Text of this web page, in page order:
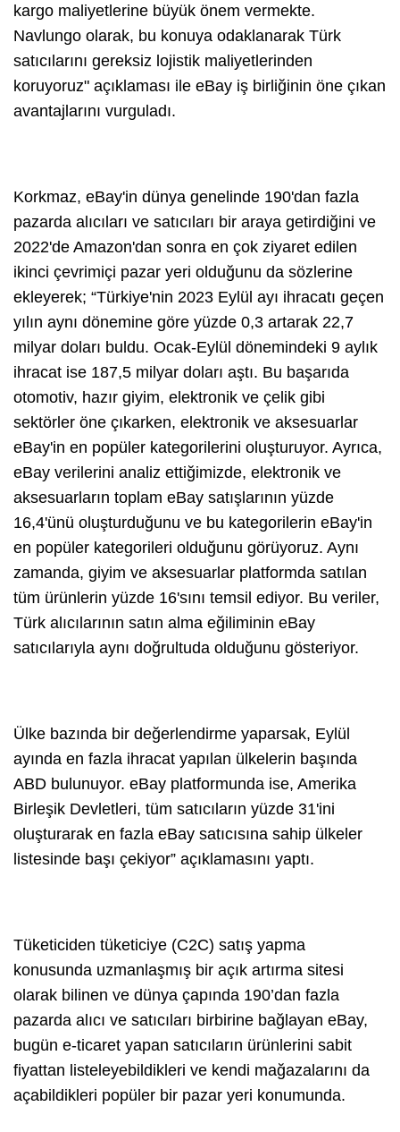
kargo maliyetlerine büyük önem vermekte.
Navlungo olarak, bu konuya odaklanarak Türk
satıcılarını gereksiz lojistik maliyetlerinden
koruyoruz" açıklaması ile eBay iş birliğinin öne çıkan
avantajlarını vurguladı.
Korkmaz, eBay'in dünya genelinde 190'dan fazla
pazarda alıcıları ve satıcıları bir araya getirdiğini ve
2022'de Amazon'dan sonra en çok ziyaret edilen
ikinci çevrimiçi pazar yeri olduğunu da sözlerine
ekleyerek; “Türkiye'nin 2023 Eylül ayı ihracatı geçen
yılın aynı dönemine göre yüzde 0,3 artarak 22,7
milyar doları buldu. Ocak-Eylül dönemindeki 9 aylık
ihracat ise 187,5 milyar doları aştı. Bu başarıda
otomotiv, hazır giyim, elektronik ve çelik gibi
sektörler öne çıkarken, elektronik ve aksesuarlar
eBay'in en popüler kategorilerini oluşturuyor. Ayrıca,
eBay verilerini analiz ettiğimizde, elektronik ve
aksesuarların toplam eBay satışlarının yüzde
16,4'ünü oluşturduğunu ve bu kategorilerin eBay'in
en popüler kategorileri olduğunu görüyoruz. Aynı
zamanda, giyim ve aksesuarlar platformda satılan
tüm ürünlerin yüzde 16'sını temsil ediyor. Bu veriler,
Türk alıcılarının satın alma eğiliminin eBay
satıcılarıyla aynı doğrultuda olduğunu gösteriyor.
Ülke bazında bir değerlendirme yaparsak, Eylül
ayında en fazla ihracat yapılan ülkelerin başında
ABD bulunuyor. eBay platformunda ise, Amerika
Birleşik Devletleri, tüm satıcıların yüzde 31'ini
oluşturarak en fazla eBay satıcısına sahip ülkeler
listesinde başı çekiyor” açıklamasını yaptı.
Tüketiciden tüketiciye (C2C) satış yapma
konusunda uzmanlaşmış bir açık artırma sitesi
olarak bilinen ve dünya çapında 190’dan fazla
pazarda alıcı ve satıcıları birbirine bağlayan eBay,
bugün e-ticaret yapan satıcıların ürünlerini sabit
fiyattan listeleyebildikleri ve kendi mağazalarını da
açabildikleri popüler bir pazar yeri konumunda.